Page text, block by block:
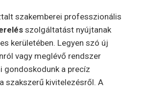
szakemberei professzionális
szolgáltatást nyújtanak
kerületében. Legyen szó új
vagy meglévő rendszer
gondoskodunk a precíz
szakszerű kivitelezésről. A